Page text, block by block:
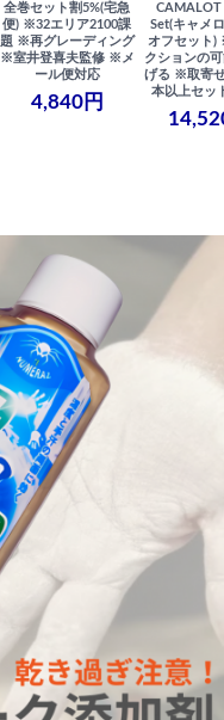
全巻セット割5%(宅急
便) ※32エリア2100課
題 ※再グレーディング
※室井登喜夫監修 ※メ
ール便対応
4,840円
Set(キャメ
オフセット)
クションの
げる ※取寄
本以上セッ